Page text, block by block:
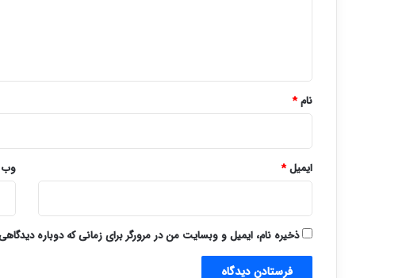
نام*
ایمیل*
ذخیره نام، ایمیل و وبسایت من در مرورگر برای زمانی که دوباره